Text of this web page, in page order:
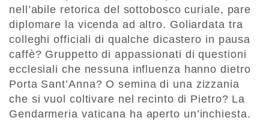
nell’abile retorica del sottobosco curiale, pare
diplomare la vicenda ad altro. Goliardata tra
colleghi officiali di qualche dicastero in pausa
caffè? Gruppetto di appassionati di questioni
ecclesiali che nessuna influenza hanno dietro
Porta Sant’Anna? O semina di una zizzania
che si vuol coltivare nel recinto di Pietro? La
Gendarmeria vaticana ha aperto un’inchiesta.